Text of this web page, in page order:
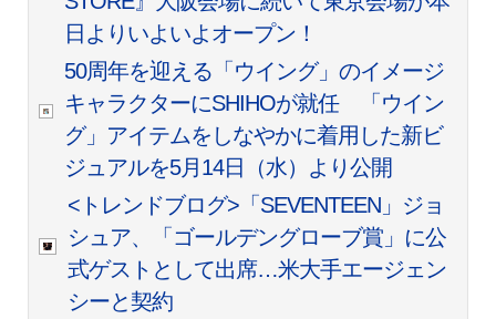
日よりいよいよオープン！
50周年を迎える「ウイング」のイメージ
キャラクターにSHIHOが就任 「ウイン
グ」アイテムをしなやかに着用した新ビ
ジュアルを5月14日（水）より公開
<トレンドブログ>「SEVENTEEN」ジョ
シュア、「ゴールデングローブ賞」に公
式ゲストとして出席…米大手エージェン
シーと契約